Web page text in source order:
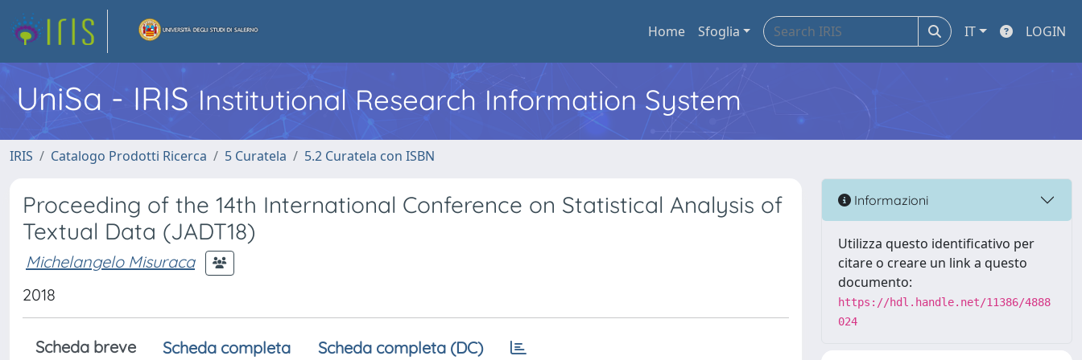
Home Sfoglia IT LOGIN
UniSa - IRIS Institutional Research Information System
IRIS Catalogo Prodotti Ricerca 5 Curatela 5.2 Curatela con ISBN
Proceeding of the 14th International Conference on Statistical Analysis of
Textual Data (JADT18)
Michelangelo Misuraca
2018
Scheda breve Scheda completa Scheda completa (DC)
Informazioni
Utilizza questo identificativo per
citare o creare un link a questo
documento:
https://hdl.handle.net/11386/4888
024